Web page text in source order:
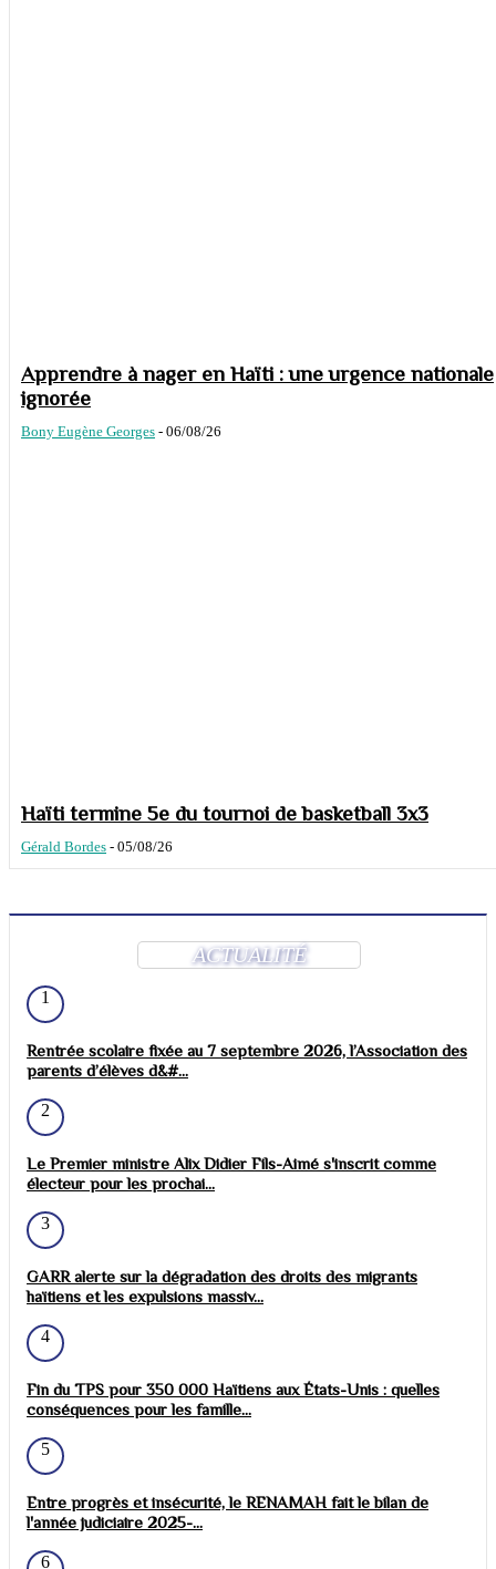
Apprendre à nager en Haïti : une urgence nationale
ignorée
Bony Eugène Georges - 06/08/26
Haïti termine 5e du tournoi de basketball 3x3
Gérald Bordes - 05/08/26
ACTUALITÉ
1
Rentrée scolaire fixée au 7 septembre 2026, l’Association des
parents d’élèves d&#...
2
Le Premier ministre Alix Didier Fils-Aimé s'inscrit comme
électeur pour les prochai...
3
GARR alerte sur la dégradation des droits des migrants
haïtiens et les expulsions massiv...
4
Fin du TPS pour 350 000 Haïtiens aux États-Unis : quelles
conséquences pour les famille...
5
Entre progrès et insécurité, le RENAMAH fait le bilan de
l'année judiciaire 2025-...
6